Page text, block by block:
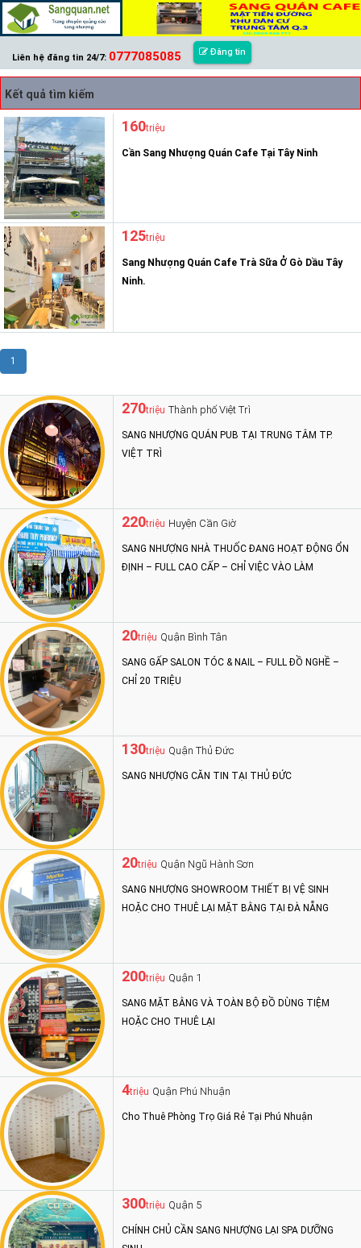
Liên hệ đăng tin 24/7: 0777085085 Đăng tin
Kết quả tìm kiếm
160triệu
Cần Sang Nhượng Quán Cafe Tại Tây Ninh
125triệu
Sang Nhượng Quán Cafe Trà Sữa Ở Gò Dầu Tây
Ninh.
1
270triệu Thành phố Việt Trì
SANG NHƯỢNG QUÁN PUB TẠI TRUNG TÂM TP.
VIỆT TRÌ
220triệu Huyện Cần Giờ
SANG NHƯỢNG NHÀ THUỐC ĐANG HOẠT ĐỘNG ỔN
ĐỊNH – FULL CAO CẤP – CHỈ VIỆC VÀO LÀM
20triệu Quận Bình Tân
SANG GẤP SALON TÓC & NAIL – FULL ĐỒ NGHỀ –
CHỈ 20 TRIỆU
130triệu Quận Thủ Đức
SANG NHƯỢNG CĂN TIN TẠI THỦ ĐỨC
20triệu Quận Ngũ Hành Sơn
SANG NHƯỢNG SHOWROOM THIẾT BỊ VỆ SINH
HOẶC CHO THUÊ LẠI MẶT BẰNG TẠI ĐÀ NẴNG
200triệu Quận 1
SANG MẶT BẰNG VÀ TOÀN BỘ ĐỒ DÙNG TIỆM
HOẶC CHO THUÊ LẠI
4triệu Quận Phú Nhuận
Cho Thuê Phòng Trọ Giá Rẻ Tại Phú Nhuận
300triệu Quận 5
CHÍNH CHỦ CẦN SANG NHƯỢNG LẠI SPA DƯỠNG